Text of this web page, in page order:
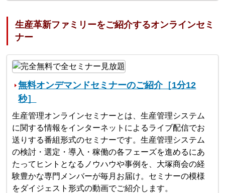
生産革新ファミリーをご紹介するオンラインセミ
ナー
無料オンデマンドセミナーのご紹介［1分12
秒］
生産管理オンラインセミナーとは、生産管理システム
に関する情報をインターネットによるライブ配信でお
送りする番組形式のセミナーです。生産管理システム
の検討・選定・導入・稼働の各フェーズを進めるにあ
たってヒントとなるノウハウや事例を、大塚商会の経
験豊かな専門メンバーが毎月お届け。セミナーの模様
をダイジェスト形式の動画でご紹介します。